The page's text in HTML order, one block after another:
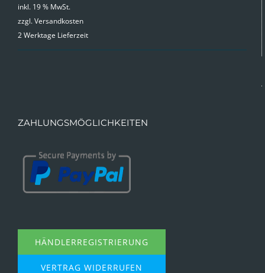
Preis
war:
inkl. 19 % MwSt.
zzgl.Versandkosten
2 Werktage Lieferzeit
ZAHLUNGSMÖGLICHKEITEN
HÄNDLERREGISTRIERUNG
VERTRAG WIDERRUFEN